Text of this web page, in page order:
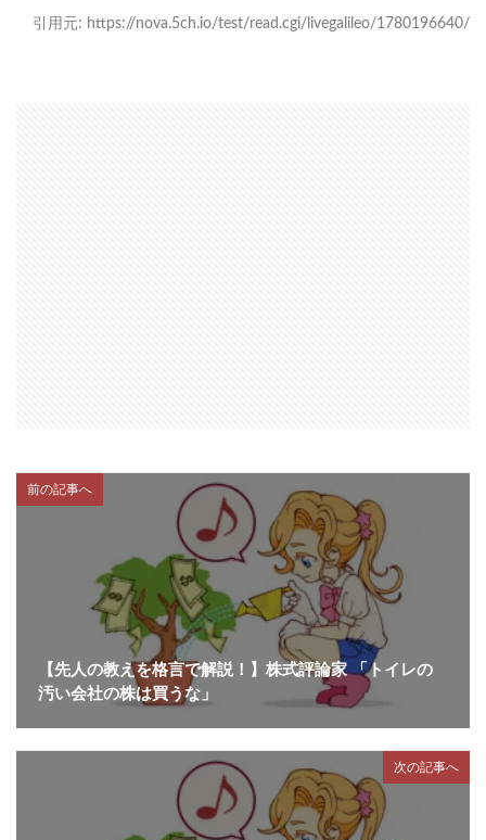
引用元: https://nova.5ch.io/test/read.cgi/livegalileo/1780196640/
前の記事へ
【先人の教えを格言で解説！】株式評論家 「トイレの
汚い会社の株は買うな」
次の記事へ